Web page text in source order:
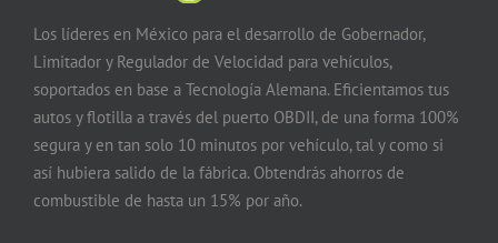
Los líderes en México para el desarrollo de Gobernador,
Limitador y Regulador de Velocidad para vehículos,
soportados en base a Tecnología Alemana. Eficientamos tus
autos y flotilla a través del puerto OBDII, de una forma 100%
segura y en tan solo 10 minutos por vehículo, tal y como si
así hubiera salido de la fábrica. Obtendrás ahorros de
combustible de hasta un 15% por año.